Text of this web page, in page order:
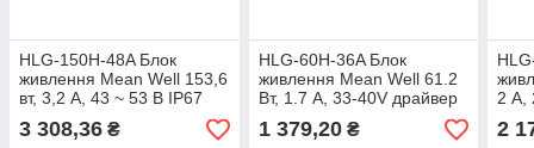
HLG-150H-48A Блок
живлення Mean Well 153,6
вт, 3,2 А, 43 ~ 53 В IP67
3 308,36 ₴
HLG-60H-36A Блок
живлення Mean Well 61.2
Вт, 1.7 А, 33-40V драйвер
живлення світлодіодів LED
IP67
1 379,20₴
2 А,
IP67
2